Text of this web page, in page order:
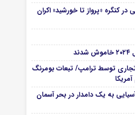
کنگره «پرواز تا خورشید» اکران
توسط ترامپ/ تبعات بومرنگ
به یک دامدار در بحر آسمان